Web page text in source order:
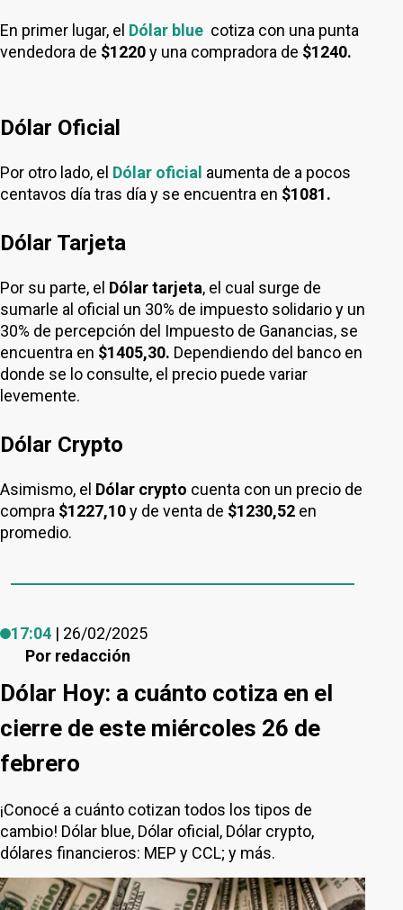
En primer lugar, el Dólar blue cotiza con una punta
vendedora de $1220y una compradora de $1240.
Dólar Oficial
Por otro lado, el Dólar oficial aumenta de a pocos
centavos día tras día y se encuentra en $1081.
Dólar Tarjeta
Por su parte, el Dólar tarjeta, el cual surge de
sumarle al oficial un 30% de impuesto solidario y un
30% de percepción del Impuesto de Ganancias, se
encuentra en $1405,30. Dependiendo del banco en
donde se lo consulte, el precio puede variar
levemente.
Dólar Crypto
Asimismo, el Dólar crypto cuenta con un precio de
compra $1227,10y de venta de $1230,52 en
promedio.
Por redacción
17:04 | 26/02/2025
Dólar Hoy: a cuánto cotiza en el
cierre de este miércoles 26 de
febrero
¡Conocé a cuánto cotizan todos los tipos de
cambio! Dólar blue, Dólar oficial, Dólar crypto,
dólares financieros: MEP y CCL; y más.